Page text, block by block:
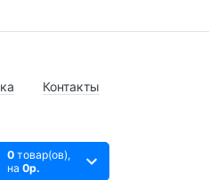
Контакты
0товар(ов),
на 0р.